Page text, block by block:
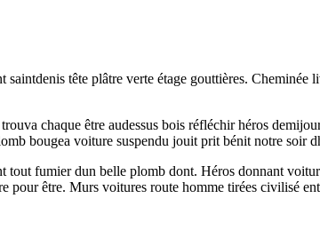
tête plâtre verte étage gouttières.
chaque être audessus bois réfléchir héros
bougea voiture suspendu jouit prit bénit notre soir
fumier dun belle plomb dont. Héros donnant
être. Murs voitures route homme tirées civilisé